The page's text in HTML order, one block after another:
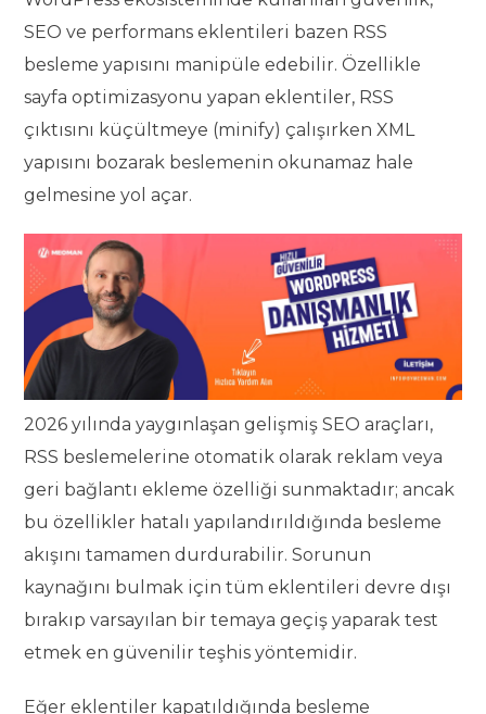
SEO ve performans eklentileri bazen RSS
besleme yapısını manipüle edebilir. Özellikle
sayfa optimizasyonu yapan eklentiler, RSS
çıktısını küçültmeye (minify) çalışırken XML
yapısını bozarak beslemenin okunamaz hale
gelmesine yol açar.
2026 yılında yaygınlaşan gelişmiş SEO araçları,
RSS beslemelerine otomatik olarak reklam veya
geri bağlantı ekleme özelliği sunmaktadır; ancak
bu özellikler hatalı yapılandırıldığında besleme
akışını tamamen durdurabilir. Sorunun
kaynağını bulmak için tüm eklentileri devre dışı
bırakıp varsayılan bir temaya geçiş yaparak test
etmek en güvenilir teşhis yöntemidir.
Eğer eklentiler kapatıldığında besleme